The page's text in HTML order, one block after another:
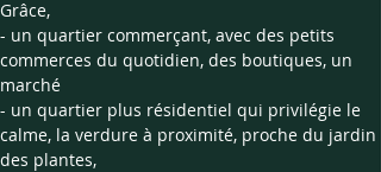
Grâce,
- un quartier commerçant, avec des petits
commerces du quotidien, des boutiques, un
marché
- un quartier plus résidentiel qui privilégie le
calme, la verdure à proximité, proche du jardin
des plantes,